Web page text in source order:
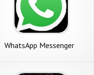
WhatsApp Messenger